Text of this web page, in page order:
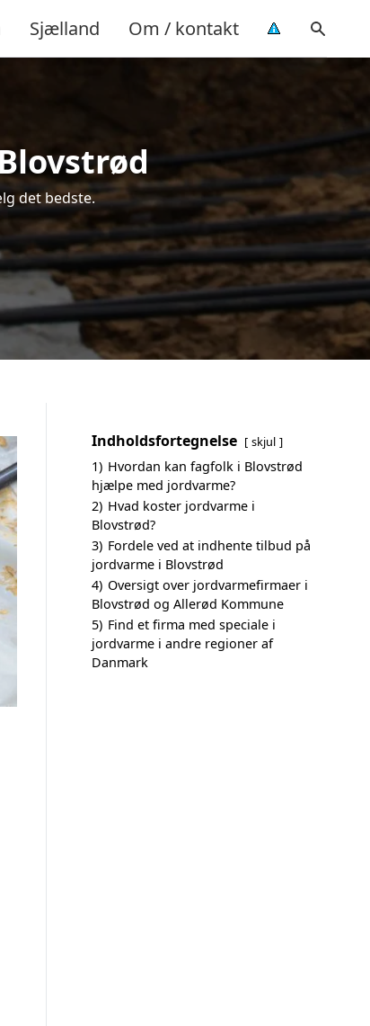
Sjælland Om / kontakt
det bedste.
Indholdsfortegnelse skjul
1) Hvordan kan fagfolk i Blovstrød
hjælpe med jordvarme?
2) Hvad koster jordvarme i
Blovstrød?
3) Fordele ved at indhente tilbud på
jordvarme i Blovstrød
4) Oversigt over jordvarmefirmaer i
Blovstrød og Allerød Kommune
5) Find et firma med speciale i
jordvarme i andre regioner af
Danmark